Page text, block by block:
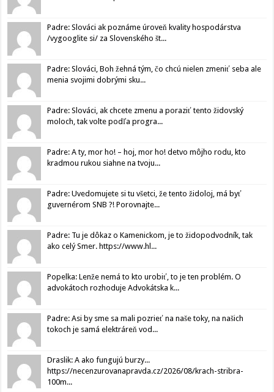
Padre: Slováci ak poznáme úroveň kvality hospodárstva
/vygooglite si/ za Slovenského št...
Padre: Slováci, Boh žehná tým, čo chcú nielen zmeniť seba ale
menia svojimi dobrými sku...
Padre: Slováci, ak chcete zmenu a poraziť tento židovský
moloch, tak volte podľa progra...
Padre: A ty, mor ho! – hoj, mor ho! detvo môjho rodu, kto
kradmou rukou siahne na tvoju...
Padre: Uvedomujete si tu všetci, že tento židoloj, má byť
guvernérom SNB ?! Porovnajte...
Padre: Tu je dôkaz o Kamenickom, je to židopodvodník, tak
ako celý Smer. https://www.hl...
Popelka: Lenže nemá to kto urobiť, to je ten problém. O
advokátoch rozhoduje Advokátska k...
Padre: Asi by sme sa mali pozrieť na naše toky, na našich
tokoch je samá elektráreň vod...
Draslik: A ako fungujú burzy...
https://necenzurovanapravda.cz/2026/08/krach-stribra-
100m...